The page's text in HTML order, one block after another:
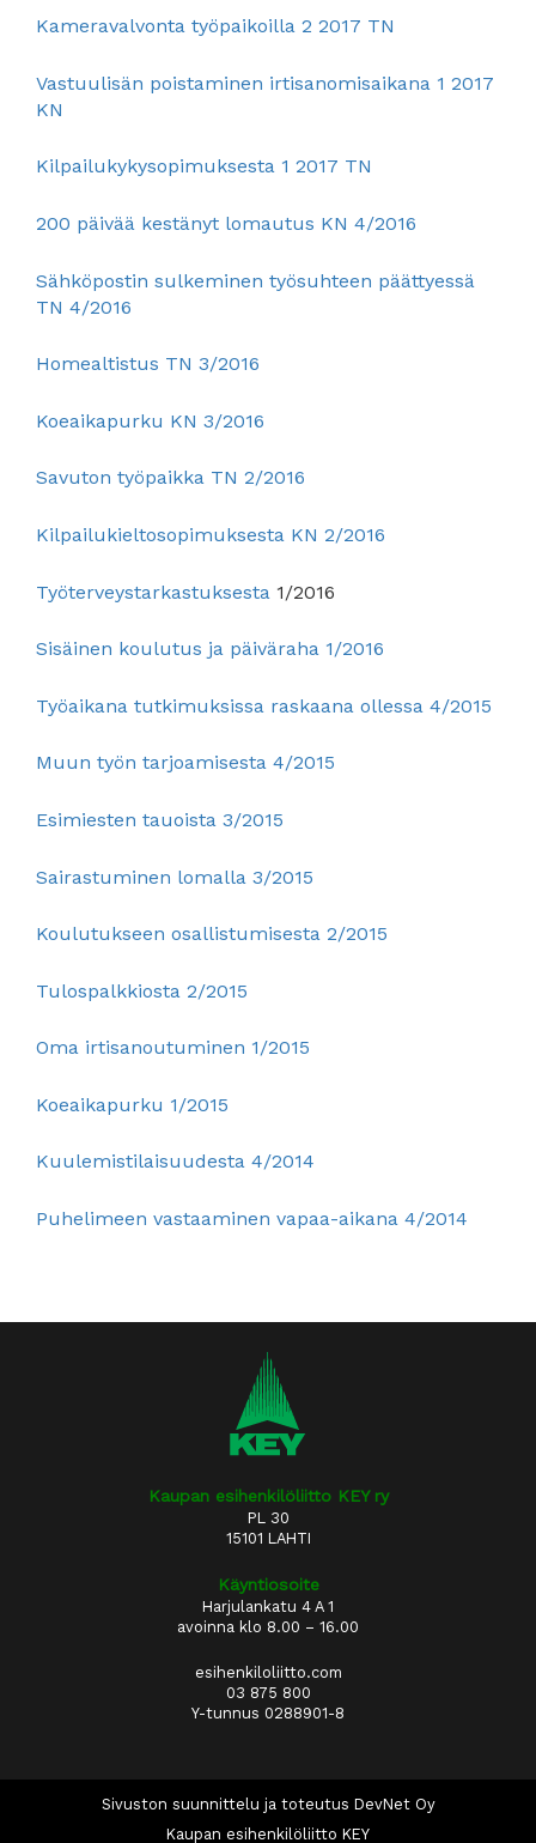
Kameravalvonta työpaikoilla 2 2017 TN
Vastuulisän poistaminen irtisanomisaikana 1 2017
KN
Kilpailukykysopimuksesta 1 2017 TN
200 päivää kestänyt lomautus KN 4/2016
Sähköpostin sulkeminen työsuhteen päättyessä
TN 4/2016
Homealtistus TN 3/2016
Koeaikapurku KN 3/2016
Savuton työpaikka TN 2/2016
Kilpailukieltosopimuksesta KN 2/2016
Työterveystarkastuksesta 1/2016
Sisäinen koulutus ja päiväraha 1/2016
Työaikana tutkimuksissa raskaana ollessa 4/2015
Muun työn tarjoamisesta 4/2015
Esimiesten tauoista 3/2015
Sairastuminen lomalla 3/2015
Koulutukseen osallistumisesta 2/2015
Tulospalkkiosta 2/2015
Oma irtisanoutuminen 1/2015
Koeaikapurku 1/2015
Kuulemistilaisuudesta 4/2014
Puhelimeen vastaaminen vapaa-aikana 4/2014
Kaupan esihenkilöliitto KEY ry
PL 30
15101 LAHTI
Käyntiosoite
Harjulankatu 4 A 1
avoinna klo 8.00 – 16.00
esihenkiloliitto.com
03 875 800
Y-tunnus 0288901-8
Sivuston suunnittelu ja toteutus DevNet Oy
Kaupan esihenkilöliitto KEY